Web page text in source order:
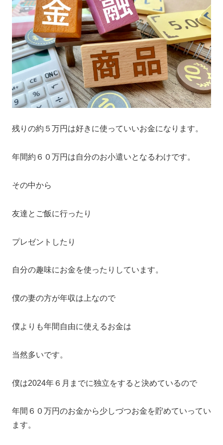
残りの約５万円は好きに使っていいお金になります。
年間約６０万円は自分のお小遣いとなるわけです。
その中から
友達とご飯に行ったり
プレゼントしたり
自分の趣味にお金を使ったりしています。
僕の妻の方が年収は上なので
僕よりも年間自由に使えるお金は
当然多いです。
僕は2024年６月までに独立をすると決めているので
年間６０万円のお金から少しづつお金を貯めていってい
ます。